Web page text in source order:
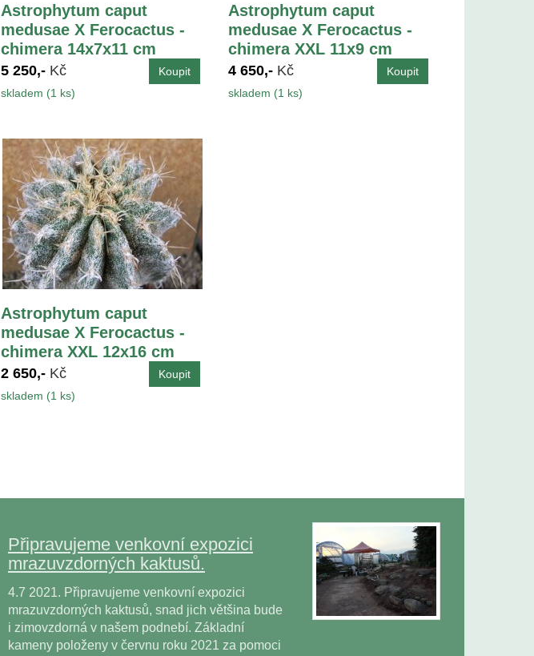
Astrophytum caput
medusae X Ferocactus -
chimera 14x7x11 cm
5 250,- Kč
skladem (1 ks)
Astrophytum caput
medusae X Ferocactus -
chimera XXL 11x9 cm
4 650,- Kč
skladem (1 ks)
Astrophytum caput
medusae X Ferocactus -
chimera XXL 12x16 cm
2 650,- Kč
skladem (1 ks)
Připravujeme venkovní expozici
mrazuvzdorných kaktusů.
4.7 2021. Připravujeme venkovní expozici
mrazuvzdorných kaktusů, snad jich většina bude
i zimovzdorná v našem podnebí. Základní
kameny položeny v červnu roku 2021 za pomoci